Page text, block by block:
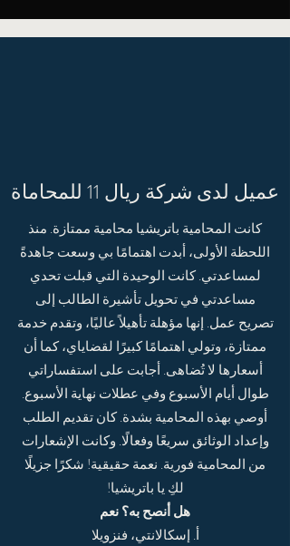
عميل لدى شركة ريال 11 للمحاماة
كانت المحامية باتريشيا محامية ممتازة. منذ
اللحظة الأولى، أبدت اهتمامًا بي وسعت جاهدةً
لمساعدتي. كانت الوحيدة التي قبلت تحدي
مساعدتي في تحويل تأشيرة الطالب إلى
تصريح عمل. إنها مؤهلة تأهيلاً عاليًا، وتقدم خدمة
ممتازة، وتولي اهتمامًا كبيرًا لقضاياي، كما أن
أسعارها لا تُضاهى. أجابت على استفساراتي
طوال أيام الأسبوع وفي عطلات نهاية الأسبوع.
أوصي بهذه المحامية بشدة. كان تقديم الطلب
وإعداد الوثائق سريعًا وفعالًا. وكانت الإشعارات
من المحامية فورية. نعمة حقيقية! شكرًا جزيلًا
لكِ يا باتريشيا!
هل أنصح به؟ نعم
أ. إسكالانتي، فنزويلا